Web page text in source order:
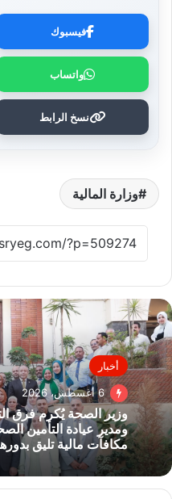
فيسبوك
واتساب
نسخ الرابط
وزارة المالية
أخبار
6 أغسطس، 2026
وزير الصحة يُكرم فرق
ومدير عيادة التأمين
مكافآت مالية تليق